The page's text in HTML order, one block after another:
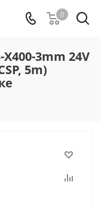
0
3mm 24V
5m)